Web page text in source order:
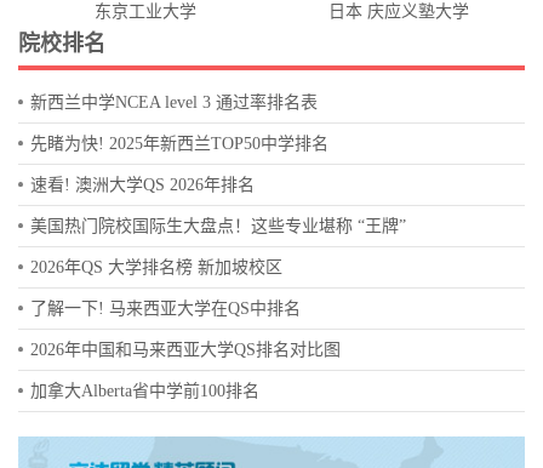
东京工业大学 日本 庆应义塾大学
院校排名
新西兰中学NCEA level 3 通过率排名表
先睹为快! 2025年新西兰TOP50中学排名
速看! 澳洲大学QS 2026年排名
美国热门院校国际生大盘点！这些专业堪称 “王牌”
2026年QS 大学排名榜 新加坡校区
了解一下! 马来西亚大学在QS中排名
2026年中国和马来西亚大学QS排名对比图
加拿大Alberta省中学前100排名